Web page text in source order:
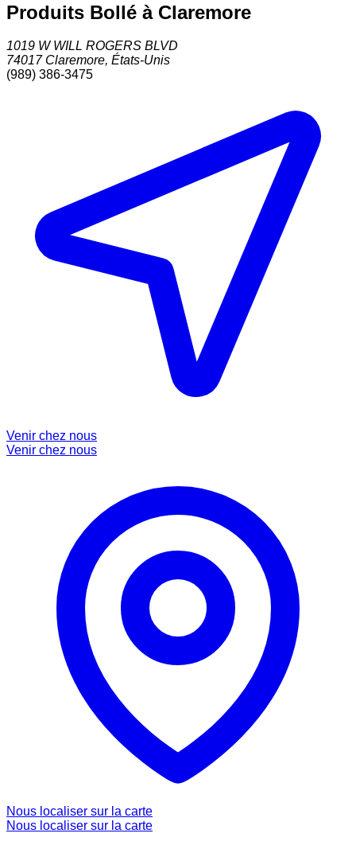
Produits Bollé à Claremore
1019 W WILL ROGERS BLVD
74017 Claremore, États-Unis
(989) 386-3475
Venir chez nous
Venir chez nous
Nous localiser sur la carte
Nous localiser sur la carte